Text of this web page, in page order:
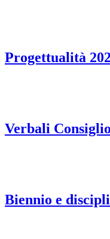
Progettualità
Verbali
Biennio e